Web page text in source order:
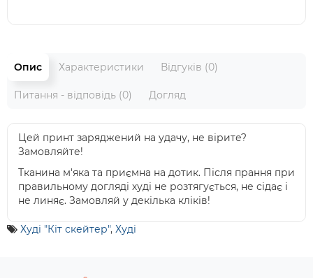
Опис Характеристики Відгуків (0)
Питання - відповідь (0) Догляд
Цей принт заряджений на удачу, не вірите?
Замовляйте!
Тканина м'яка та приємна на дотик. Після прання при
правильному догляді худі не розтягується, не сідає і
не линяє. Замовляй у декілька кліків!
Худі "Кіт скейтер", Худі